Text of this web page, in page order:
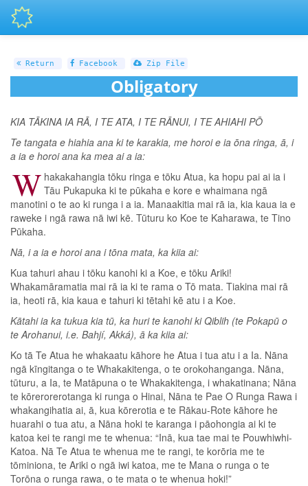
Return Facebook Zip File
Obligatory
KIA TĀKINA IA RĀ, I TE ATA, I TE RĀNUI, I TE AHIAHI PŌ
Te tangata e hiahia ana ki te karakia, me horoi e ia ōna ringa, ā, i
a ia e horoi ana ka mea ai a ia:
W hakakahangia tōku ringa e tōku Atua, ka hopu pai ai ia i
Tāu Pukapuka ki te pūkaha e kore e whaimana ngā
manotini o te ao ki runga i a ia. Manaakitia mai rā ia, kia kaua ia e
raweke i ngā rawa nā iwi kē. Tūturu ko Koe te Kaharawa, te Tino
Pūkaha.
Nā, i a ia e horoi ana i tōna mata, ka kiia ai:
Kua tahuri ahau i tōku kanohi ki a Koe, e tōku Ariki!
Whakamāramatia mai rā ia ki te rama o Tō mata. Tiakina mai rā
ia, heoti rā, kia kaua e tahuri ki tētahi kē atu i a Koe.
Kātahi ia ka tukua kia tū, ka huri te kanohi ki Qiblih (te Pokapū o
te Arohanui, i.e. Bahjí, Akká), ā ka kiia ai:
Ko tā Te Atua he whakaatu kāhore he Atua i tua atu i a Ia. Nāna
ngā kīngitanga o te Whakakitenga, o te orokohanganga. Nāna,
tūturu, a Ia, te Matāpuna o te Whakakitenga, i whakatinana; Nāna
te kōrerorerotanga ki runga o Hinai, Nāna te Pae O Runga Rawa i
whakangihatia ai, ā, kua kōrerotia e te Rākau-Rote kāhore he
huarahi o tua atu, a Nāna hoki te karanga i pāohongia ai ki te
katoa kei te rangi me te whenua: “Inā, kua tae mai te Pouwhiwhi-
Katoa. Nā Te Atua te whenua me te rangi, te korōria me te
tōminiona, te Ariki o ngā iwi katoa, me te Mana o runga o te
Torōna o runga rawa, o te mata o te whenua hoki!”